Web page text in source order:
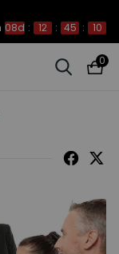
08d 12 45 10
0